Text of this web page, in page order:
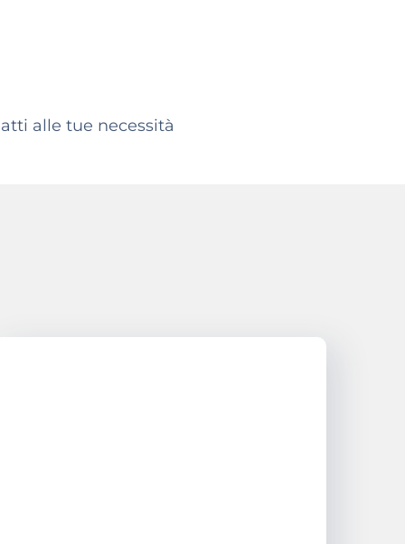
alle tue necessità